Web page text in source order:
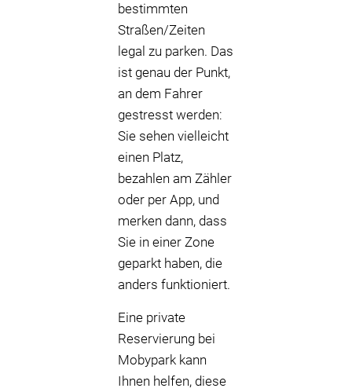
bestimmten
Straßen/Zeiten
legal zu parken. Das
ist genau der Punkt,
an dem Fahrer
gestresst werden:
Sie sehen vielleicht
einen Platz,
bezahlen am Zähler
oder per App, und
merken dann, dass
Sie in einer Zone
geparkt haben, die
anders funktioniert.
Eine private
Reservierung bei
Mobypark kann
Ihnen helfen, diese